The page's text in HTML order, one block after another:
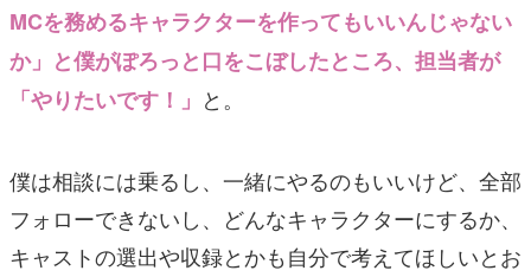
MCを務めるキャラクターを作ってもいいんじゃない
か」と僕がぽろっと口をこぼしたところ、担当者が
「やりたいです！」 と。
僕は相談には乗るし、一緒にやるのもいいけど、全部
フォローできないし、どんなキャラクターにするか、
キャストの選出や収録とかも自分で考えてほしいとお